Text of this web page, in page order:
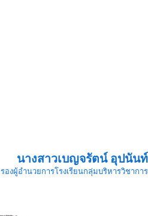
นางสาวเบญจรัตน์ อุปนันท์
รองผู้อำนวยการโรงเรียนกลุ่มบริหารวิชาการ